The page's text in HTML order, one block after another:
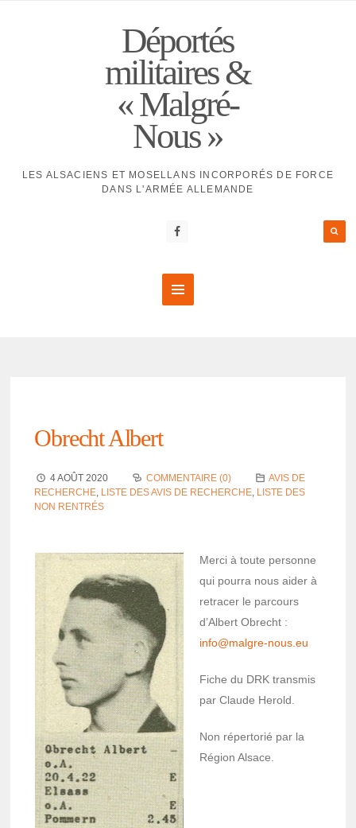
Déportés
militaires &
« Malgré-
Nous »
LES ALSACIENS ET MOSELLANS INCORPORÉS DE FORCE
DANS L'ARMÉE ALLEMANDE
Obrecht Albert
4 AOÛT 2020 COMMENTAIRE (0)
AVIS DE
RECHERCHE, LISTE DES AVIS DE RECHERCHE, LISTE DES
NON RENTRÉS
Merci à toute personne
qui pourra nous aider à
retra­cer le parcours
d’Al­bert Obrecht :
info@­malgre-nous.eu
Fiche du DRK trans­mis
par Claude Herold.
Non réper­to­rié par la
Région Alsace.